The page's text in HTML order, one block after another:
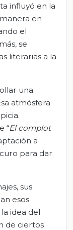
influyó en la
en
el
se
literarias a la
una
atmósfera
“El complot
a
para dar
sus
esos
idea del
de ciertos